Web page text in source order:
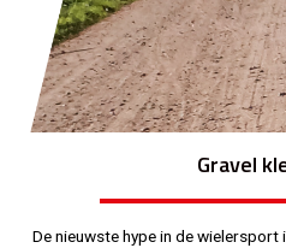
Gravel
De nieuwste hype in de wielersport